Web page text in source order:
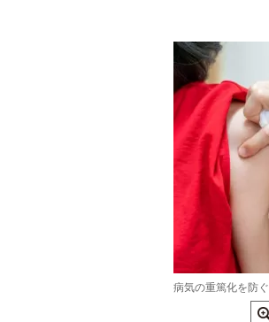
病気の重篤化を防ぐ